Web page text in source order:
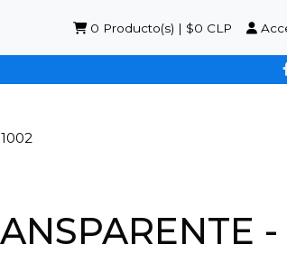
0 Producto(s) | $0 CLP
-